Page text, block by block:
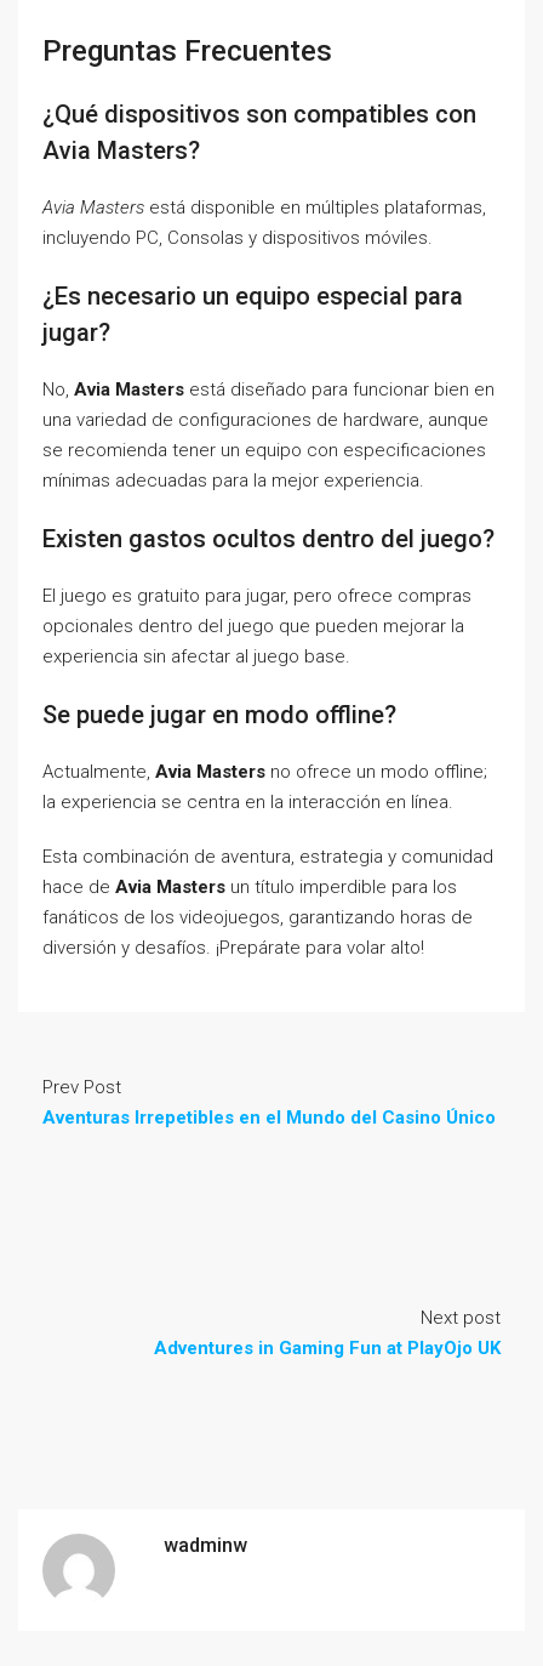
Preguntas Frecuentes
¿Qué dispositivos son compatibles con
Avia Masters?
Avia Masters está disponible en múltiples plataformas,
incluyendo PC, Consolas y dispositivos móviles.
¿Es necesario un equipo especial para
jugar?
No, Avia Masters está diseñado para funcionar bien en
una variedad de configuraciones de hardware, aunque
se recomienda tener un equipo con especificaciones
mínimas adecuadas para la mejor experiencia.
Existen gastos ocultos dentro del juego?
El juego es gratuito para jugar, pero ofrece compras
opcionales dentro del juego que pueden mejorar la
experiencia sin afectar al juego base.
Se puede jugar en modo offline?
Actualmente, Avia Masters no ofrece un modo offline;
la experiencia se centra en la interacción en línea.
Esta combinación de aventura, estrategia y comunidad
hace de Avia Masters un título imperdible para los
fanáticos de los videojuegos, garantizando horas de
diversión y desafíos. ¡Prepárate para volar alto!
Prev Post
Aventuras Irrepetibles en el Mundo del Casino Único
Next post
Adventures in Gaming Fun at PlayOjo UK
wadminw